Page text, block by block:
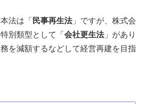
法は「 民事再生法」ですが、株式会
別類型として「 会社更生法」があり
を減額するなどして経営再建を目指